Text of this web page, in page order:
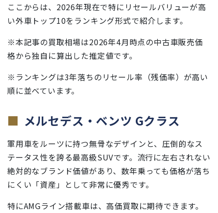
ここからは、2026年現在で特にリセールバリューが高
い外車トップ10をランキング形式で紹介します。
※本記事の買取相場は2026年4月時点の中古車販売価
格から独自に算出した推定値です。
※ランキングは3年落ちのリセール率（残価率）が高い
順に並べています。
メルセデス・ベンツ Gクラス
軍用車をルーツに持つ無骨なデザインと、圧倒的なス
テータス性を誇る最高級SUVです。流行に左右されない
絶対的なブランド価値があり、数年乗っても価格が落ち
にくい「資産」として非常に優秀です。
特にAMGライン搭載車は、高価買取に期待できます。